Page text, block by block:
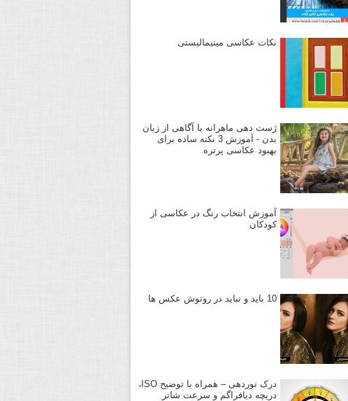
نکات عکاسی مینیمالیستی
ژست دهی ماهرانه با آگاهی از زبان
بدن - آموزش 3 نکته ساده برای
بهبود عکاسی پرتره
آموزش انتخاب رنگ در عکاسی از
کودکان
10 باید و نباید در روتوش عکس ها
درک نوردهی – همراه با توضیح ISO،
دریچه دیافراگم و سرعت شاتر